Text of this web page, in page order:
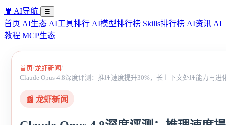
🦞 AI导航 ☰
首页 AI生态 AI工具排行 AI模型排行榜 Skills排行榜 AI资讯 AI
教程 MCP生态
首页/龙虾新闻 /
Claude Opus 4.8深度评测：推理速度提升30%，长上下文处理能力再进
📰 龙虾新闻